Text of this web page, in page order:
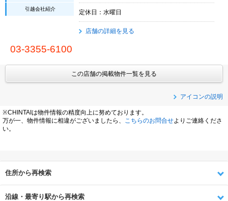
引越会社紹介
定休日：水曜日
店舗の詳細を見る
03-3355-6100
この店舗の掲載物件一覧を見る
アイコンの説明
※CHINTAIは物件情報の精度向上に努めております。
万が一、物件情報に相違がございましたら、
こちらのお問合せよりご連絡くださ
い。
住所から再検索
沿線・最寄り駅から再検索